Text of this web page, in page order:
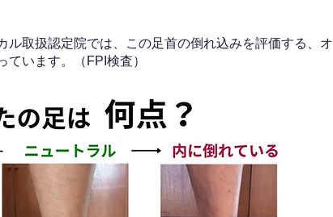
ル取扱認定院では、この足首の倒れ込みを評価する、オ
います。（FPI検査）​